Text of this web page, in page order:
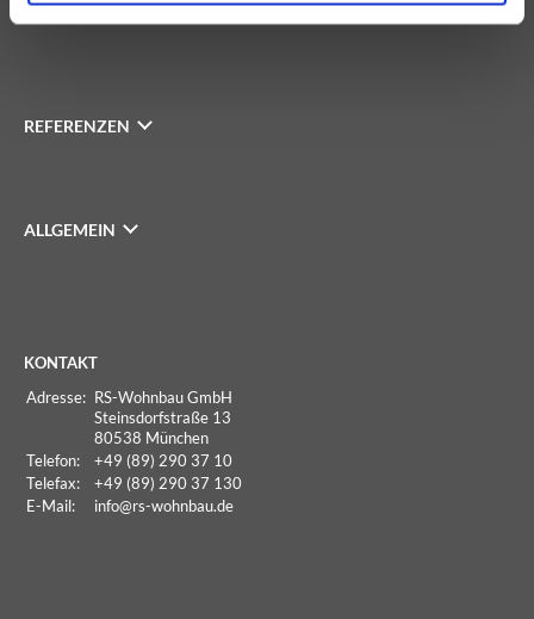
REFERENZEN
ALLGEMEIN
KONTAKT
Adresse: RS-Wohnbau GmbH
Steinsdorfstraße 13
80538 München
Telefon:
+49 (89) 290 37 10
Telefax:
+49 (89) 290 37 130
E-Mail:
info@rs-wohnbau.de